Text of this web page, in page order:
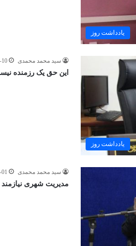
یادداشت روز
یادداشت روز
سید محمد محمدی 10
این حق یک رزمنده
سید محمد محمدی 01
مدیریت شهری نیازمند